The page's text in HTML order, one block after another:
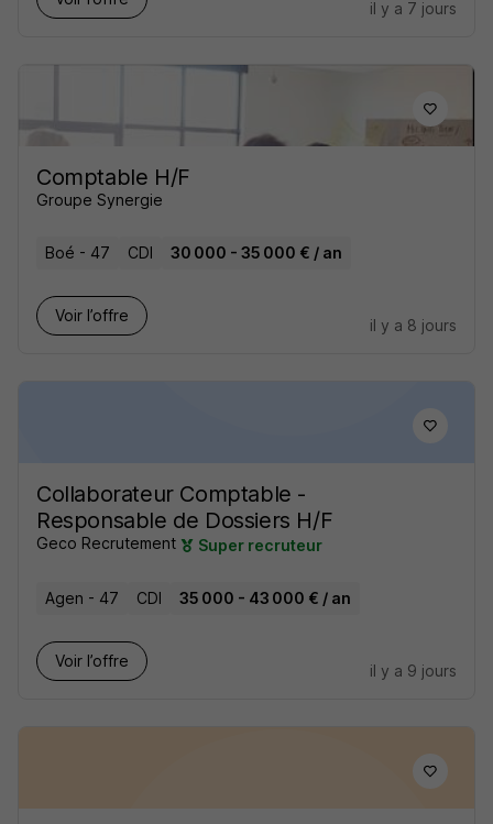
il y a 7 jours
Comptable H/F
Groupe Synergie
Boé - 47 CDI 30 000 - 35 000 € / an
Voir l’offre
il y a 8 jours
Collaborateur Comptable -
Responsable de Dossiers H/F
Geco Recrutement Super recruteur
Agen - 47 CDI 35 000 - 43 000 € / an
Voir l’offre
il y a 9 jours